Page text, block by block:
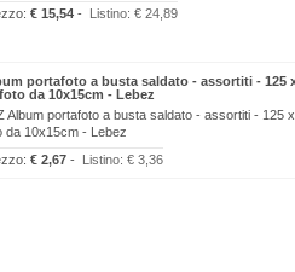
€ 15,54 - Listino: € 24,89
portafoto a busta saldato - assortiti - 125
da 10x15cm - Lebez
Album portafoto a busta saldato - assortiti - 125
da 10x15cm - Lebez
€ 2,67 - Listino: € 3,36